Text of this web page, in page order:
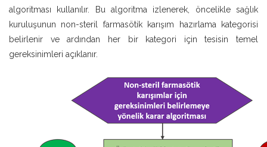
algoritması kullanılır. Bu algoritma izlenerek, öncelikle sağlık
kuruluşunun non-steril farmasötik karışım hazırlama kategorisi
belirlenir ve ardından her bir kategori için tesisin temel
gereksinimleri açıklanır.